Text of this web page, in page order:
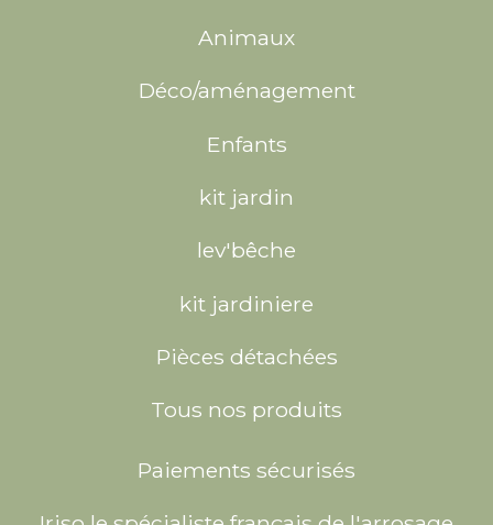
Animaux
Déco/aménagement
Enfants
kit jardin
lev'bêche
kit jardiniere
Pièces détachées
Tous nos produits
Paiements sécurisés